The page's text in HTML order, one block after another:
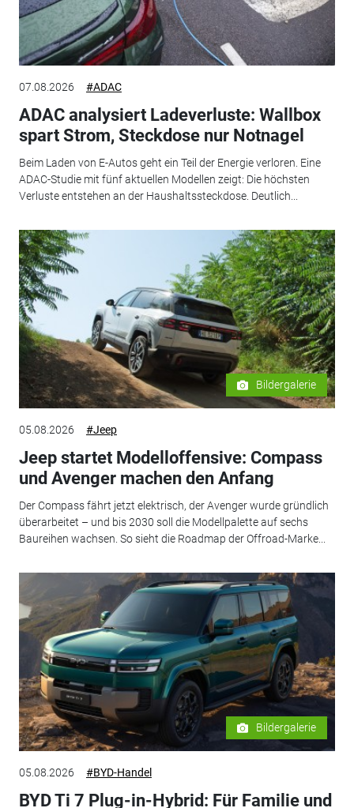
07.08.2026 #ADAC
ADAC analysiert Ladeverluste: Wallbox
spart Strom, Steckdose nur Notnagel
Beim Laden von E-Autos geht ein Teil der Energie verloren. Eine
ADAC-Studie mit fünf aktuellen Modellen zeigt: Die höchsten
Verluste entstehen an der Haushaltssteckdose. Deutlich...
Bildergalerie
05.08.2026 #Jeep
Jeep startet Modelloffensive: Compass
und Avenger machen den Anfang
Der Compass fährt jetzt elektrisch, der Avenger wurde gründlich
überarbeitet – und bis 2030 soll die Modellpalette auf sechs
Baureihen wachsen. So sieht die Roadmap der Offroad-Marke...
Bildergalerie
05.08.2026 #BYD-Handel
BYD Ti 7 Plug-in-Hybrid: Für Familie und